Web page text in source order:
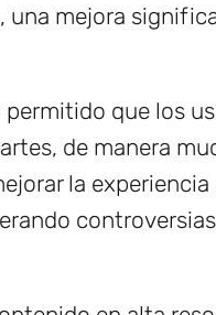
una mejora
que los
de manera
la experiencia